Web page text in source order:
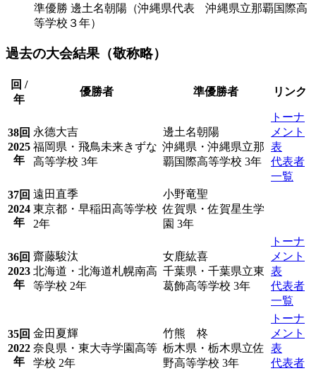
準優勝 邊土名朝陽（沖縄県代表 沖縄県立那覇国際高
等学校３年）
過去の大会結果（敬称略）
回 /
年
優勝者 準優勝者 リンク
38回
2025
年
永德大吉
福岡県・飛鳥未来きずな
高等学校 3年
邊土名朝陽
沖縄県・沖縄県立那
覇国際高等学校 3年
トーナ
メント
表
代表者
一覧
37回
2024
年
遠田直季
東京都・早稲田高等学校
2年
小野竜聖
佐賀県・佐賀星生学
園 3年
36回
2023
年
齋藤駿汰
北海道・北海道札幌南高
等学校 2年
女鹿紘喜
千葉県・千葉県立東
葛飾高等学校 3年
トーナ
メント
表
代表者
一覧
35回
2022
年
金田夏輝
奈良県・東大寺学園高等
学校 2年
竹熊 柊
栃木県・栃木県立佐
野高等学校 3年
トーナ
メント
表
代表者